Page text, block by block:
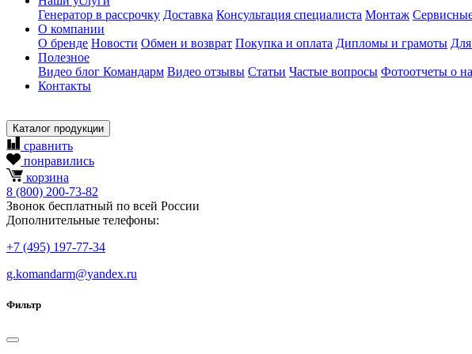
Генератор в рассрочку Доставка Консультация специалиста Монтаж
О компании
О бренде Новости Обмен и возврат Покупка и оплата Дипломы и грамоты
Полезное
Видео блог Командарм Видео отзывы Статьи Частые вопросы Фотоотчеты о
Контакты
Каталог продукции
сравнить
понравились
корзина
8 (800) 200-73-82
Звонок бесплатный по всей России
Дополнительные телефоны:
+7 (495) 197-77-34
g.komandarm@yandex.ru
Фильтр